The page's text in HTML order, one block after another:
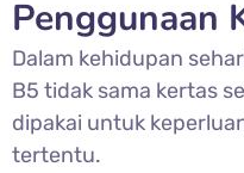
Penggunaan
Dalam kehidupan
B5 tidak sama kertas
dipakai untuk
tertentu.